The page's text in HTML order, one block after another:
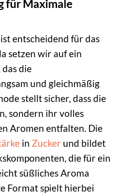
für Maximale
entscheidend für das
setzen wir auf ein
die
und gleichmäßig
stellt sicher, dass die
sondern ihr volles
Aromen entfalten. Die
in Zucker und bildet
die für ein
süßliches Aroma
Format spielt hierbei